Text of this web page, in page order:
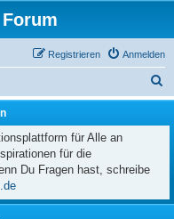
Anmelden
Registrieren
u
für Alle an
für die
Du Fragen hast, schreibe